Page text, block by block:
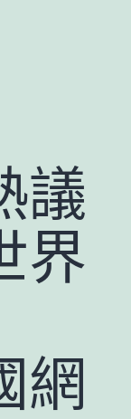
議
界
網